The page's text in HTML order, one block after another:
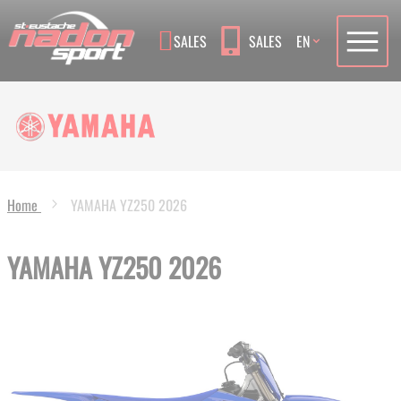
SALES SALES Language
EN
Home YAMAHA YZ250 2026
YAMAHA YZ250 2026
of